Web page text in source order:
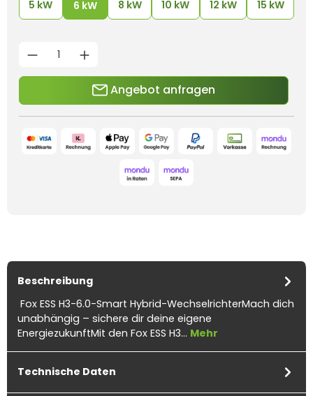
5 kW 6 kW 8 kW 10 kW 12 kW 15 kW
Angebot anfragen
Beschreibung
Fox ESS H3-6.0-Smart Hybrid-WechselrichterMach dich
unabhängig – sichere dir deine eigene
EnergiezukunftMit den Fox ESS H3… Mehr
Technische Daten